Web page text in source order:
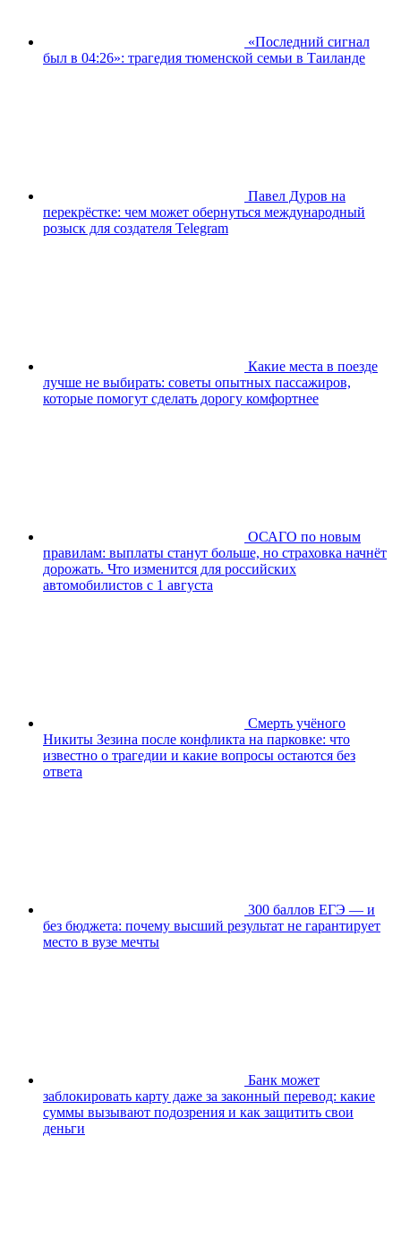
«Последний сигнал
был в 04:26»: трагедия тюменской семьи в Таиланде
Павел Дуров на
перекрёстке: чем может обернуться международный
розыск для создателя Telegram
Какие места в поезде
лучше не выбирать: советы опытных пассажиров,
которые помогут сделать дорогу комфортнее
ОСАГО по новым
правилам: выплаты станут больше, но страховка начнёт
дорожать. Что изменится для российских
автомобилистов с 1 августа
Смерть учёного
Никиты Зезина после конфликта на парковке: что
известно о трагедии и какие вопросы остаются без
ответа
300 баллов ЕГЭ — и
без бюджета: почему высший результат не гарантирует
место в вузе мечты
Банк может
заблокировать карту даже за законный перевод: какие
суммы вызывают подозрения и как защитить свои
деньги